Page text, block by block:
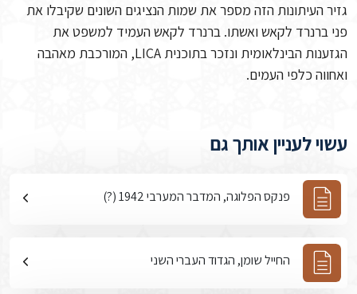
גזיר העיתונות הזה מספר את שמות הנציגים השונים שקיבלו את
פני ברנרד לקאש ואשתו. ברנרד לקאש העמיד למשפט את
הגזענות הבינלאומית ונזכר בתוכנית LICA, המורכבת מאהבה
ואחווה כלפי העמים.
עשוי לעניין אותך גם
פנקס הפלוגה, המדבר המערבי 1942 (?)
החייל שומן, הגדוד העברי השני